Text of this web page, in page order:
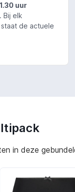
uur
. Bij elk
de actuele
in deze